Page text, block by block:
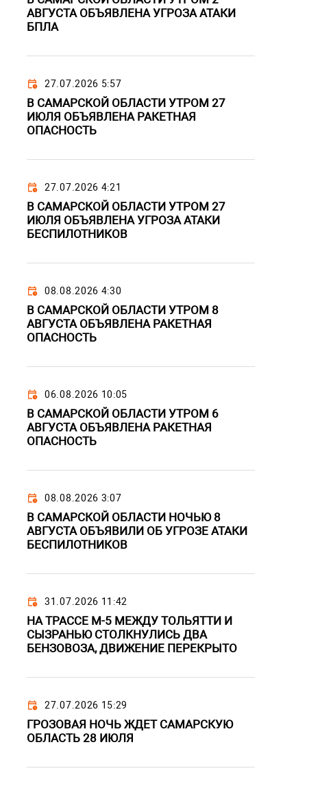
АВГУСТА ОБЪЯВЛЕНА УГРОЗА АТАКИ
БПЛА
27.07.2026 5:57
В САМАРСКОЙ ОБЛАСТИ УТРОМ 27
ИЮЛЯ ОБЪЯВЛЕНА РАКЕТНАЯ
ОПАСНОСТЬ
27.07.2026 4:21
В САМАРСКОЙ ОБЛАСТИ УТРОМ 27
ИЮЛЯ ОБЪЯВЛЕНА УГРОЗА АТАКИ
БЕСПИЛОТНИКОВ
08.08.2026 4:30
В САМАРСКОЙ ОБЛАСТИ УТРОМ 8
АВГУСТА ОБЪЯВЛЕНА РАКЕТНАЯ
ОПАСНОСТЬ
06.08.2026 10:05
В САМАРСКОЙ ОБЛАСТИ УТРОМ 6
АВГУСТА ОБЪЯВЛЕНА РАКЕТНАЯ
ОПАСНОСТЬ
08.08.2026 3:07
В САМАРСКОЙ ОБЛАСТИ НОЧЬЮ 8
АВГУСТА ОБЪЯВИЛИ ОБ УГРОЗЕ АТАКИ
БЕСПИЛОТНИКОВ
31.07.2026 11:42
НА ТРАССЕ М-5 МЕЖДУ ТОЛЬЯТТИ И
СЫЗРАНЬЮ СТОЛКНУЛИСЬ ДВА
БЕНЗОВОЗА, ДВИЖЕНИЕ ПЕРЕКРЫТО
27.07.2026 15:29
ГРОЗОВАЯ НОЧЬ ЖДЕТ САМАРСКУЮ
ОБЛАСТЬ 28 ИЮЛЯ